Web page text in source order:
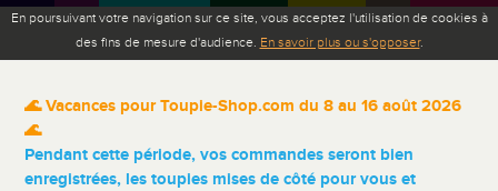
En poursuivant votre navigation sur ce site, vous acceptez l'utilisation de cookies à
des fins de mesure d'audience. En savoir plus ou s'opposer.
🌊 Vacances pour Toupie-Shop.com du 8 au 16 août 2026
🌊
Pendant cette période, vos commandes seront bien
enregistrées, les toupies mises de côté pour vous et